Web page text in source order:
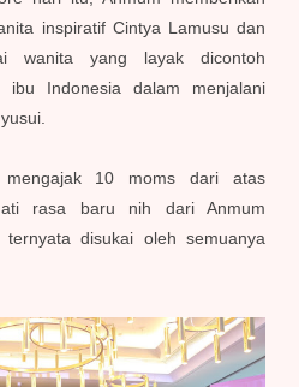
inspiratif Cintya Lamusu dan
wanita yang layak dicontoh
ibu Indonesia dalam menjalani
10 moms dari atas
rasa baru nih dari Anmum
disukai oleh semuanya